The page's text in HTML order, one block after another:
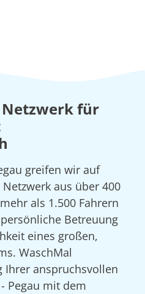
Netzwerk für
greifen wir auf
aus über 400
als 1.500 Fahrern
Betreuung
eines großen,
WaschMal
Ihrer anspruchsvollen
Pegau mit dem